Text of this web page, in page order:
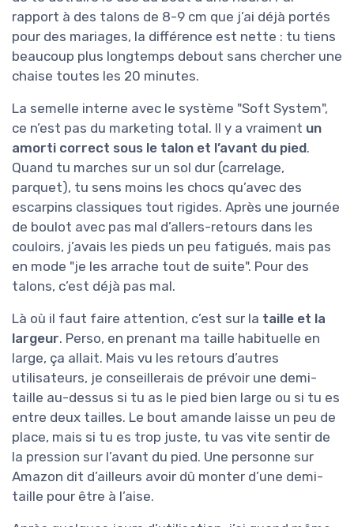
rapport à des talons de 8-9 cm que j’ai déjà portés
pour des mariages, la différence est nette : tu tiens
beaucoup plus longtemps debout sans chercher une
chaise toutes les 20 minutes.
La semelle interne avec le système "Soft System",
ce n’est pas du marketing total. Il y a vraiment un
amorti correct sous le talon et l’avant du pied.
Quand tu marches sur un sol dur (carrelage,
parquet), tu sens moins les chocs qu’avec des
escarpins classiques tout rigides. Après une journée
de boulot avec pas mal d’allers-retours dans les
couloirs, j’avais les pieds un peu fatigués, mais pas
en mode "je les arrache tout de suite". Pour des
talons, c’est déjà pas mal.
Là où il faut faire attention, c’est sur la taille et la
largeur. Perso, en prenant ma taille habituelle en
large, ça allait. Mais vu les retours d’autres
utilisateurs, je conseillerais de prévoir une demi-
taille au-dessus si tu as le pied bien large ou si tu es
entre deux tailles. Le bout amande laisse un peu de
place, mais si tu es trop juste, tu vas vite sentir de
la pression sur l’avant du pied. Une personne sur
Amazon dit d’ailleurs avoir dû monter d’une demi-
taille pour être à l’aise.